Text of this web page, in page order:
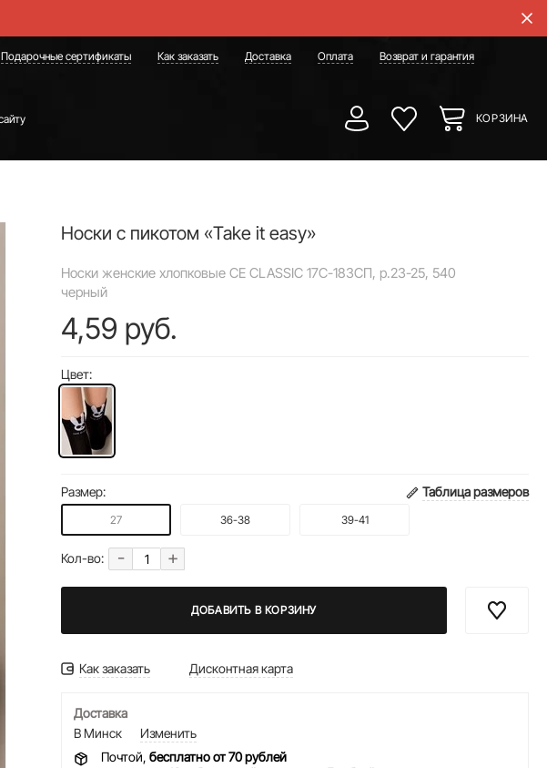
Подарочные сертификаты Как заказать Доставка Оплата Возврат и гарантия
КОРЗИНА
Носки с пикотом «Take it easy»
Носки женские хлопковые CE CLASSIC 17С-183СП, р.23-25, 540
черный
4,59 руб.
Цвет:
Размер: Таблица размеров
27 36-38 39-41
Кол-во: - +
ДОБАВИТЬ В КОРЗИНУ
Как заказать Дисконтная карта
Доставка
В Минск
Изменить
Почтой,бесплатно от 70 рублей